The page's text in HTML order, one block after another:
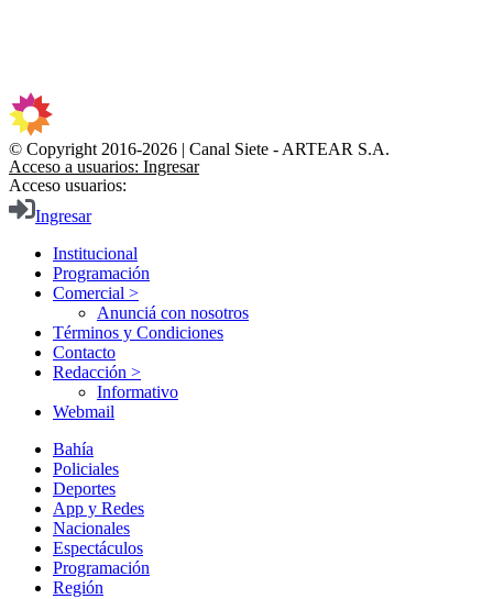
© Copyright 2016-2026 | Canal Siete - ARTEAR S.A.
Acceso a usuarios: Ingresar
Acceso usuarios:
Ingresar
Institucional
Programación
Comercial >
Anunciá con nosotros
Términos y Condiciones
Contacto
Redacción >
Informativo
Webmail
Bahía
Policiales
Deportes
App y Redes
Nacionales
Espectáculos
Programación
Región